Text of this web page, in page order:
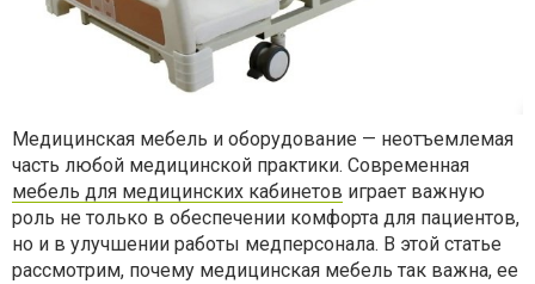
Медицинская мебель и оборудование — неотъемлемая
часть любой медицинской практики. Современная
мебель для медицинских кабинетов играет важную
роль не только в обеспечении комфорта для пациентов,
но и в улучшении работы медперсонала. В этой статье
рассмотрим, почему медицинская мебель так важна, ее